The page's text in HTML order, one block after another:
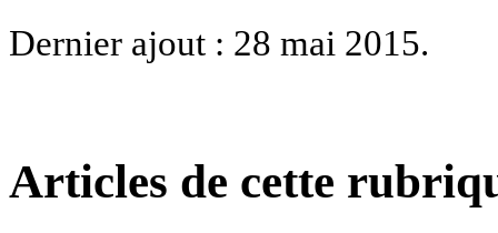
Dernier ajout : 28 mai 2015.
Articles de cette